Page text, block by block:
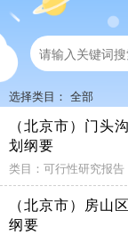
选择类目： 全部
（北京市）门头
划纲要
类目：可行性研究报
（北京市）房山
纲要